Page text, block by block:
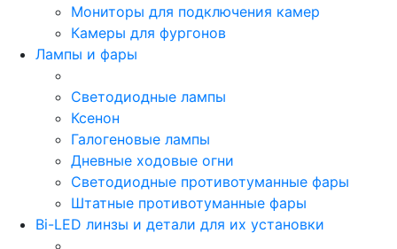
Мониторы для подключения камер
Камеры для фургонов
Лампы и фары
Светодиодные лампы
Ксенон
Галогеновые лампы
Дневные ходовые огни
Светодиодные противотуманные фары
Штатные противотуманные фары
Bi-LED линзы и детали для их установки